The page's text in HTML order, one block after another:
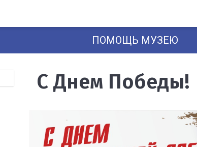
ПОМОЩЬ МУЗЕЮ
С Днем Победы!